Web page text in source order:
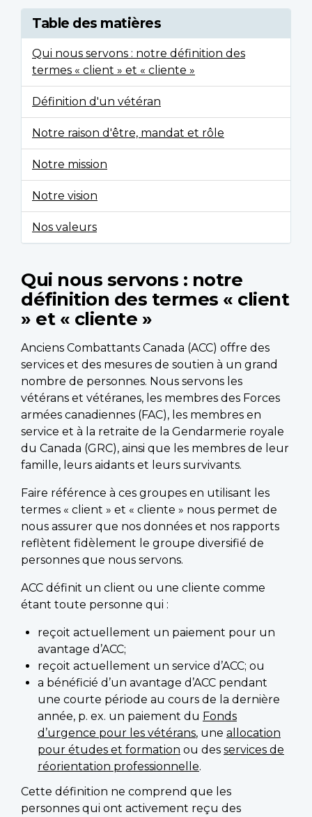
Table des matières
Qui nous servons : notre définition des
termes « client » et « cliente »
Définition d'un vétéran
Notre raison d'être, mandat et rôle
Notre mission
Notre vision
Nos valeurs
Qui nous servons : notre
définition des termes « client
» et « cliente »
Anciens Combattants Canada (ACC) offre des
services et des mesures de soutien à un grand
nombre de personnes. Nous servons les
vétérans et vétéranes, les membres des Forces
armées canadiennes (FAC), les membres en
service et à la retraite de la Gendarmerie royale
du Canada (GRC), ainsi que les membres de leur
famille, leurs aidants et leurs survivants.
Faire référence à ces groupes en utilisant les
termes « client » et « cliente » nous permet de
nous assurer que nos données et nos rapports
reflètent fidèlement le groupe diversifié de
personnes que nous servons.
ACC définit un client ou une cliente comme
étant toute personne qui :
reçoit actuellement un paiement pour un
avantage d’ACC;
reçoit actuellement un service d’ACC; ou
a bénéficié d’un avantage d’ACC pendant
une courte période au cours de la dernière
année, p. ex. un paiement du Fonds
d’urgence pour les vétérans, une allocation
pour études et formation ou des services de
réorientation professionnelle.
Cette définition ne comprend que les
personnes qui ont activement reçu des